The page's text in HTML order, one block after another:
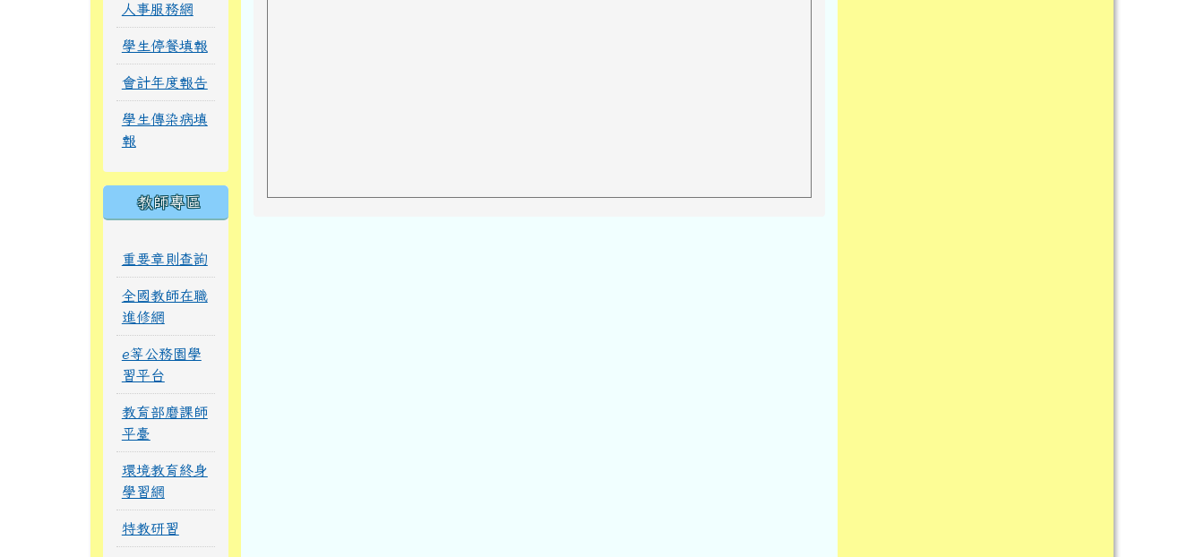
人事服務網
學生停餐填報
會計年度報告
學生傳染病填
報
教師專區
重要章則查詢
全國教師在職
進修網
e等公務園學
習平台
教育部磨課師
平臺
環境教育終身
學習網
特教研習